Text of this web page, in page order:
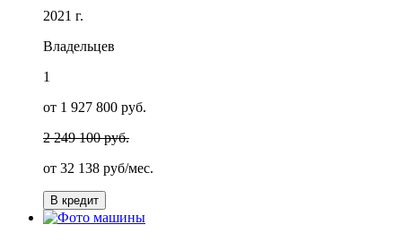
2021 г.
Владельцев
1
от 1 927 800 руб.
2 249 100 руб.
от 32 138 руб/мес.
В кредит